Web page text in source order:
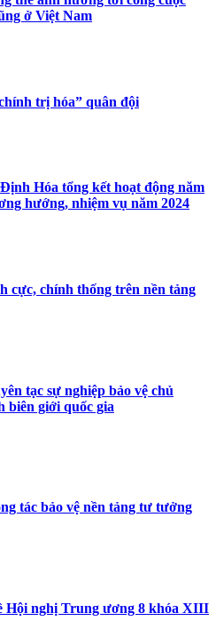
ở Việt Nam
trị hóa” quân đội
Hóa tổng kết hoạt động năm
hướng, nhiệm vụ năm 2024
cực, chính thống trên nền tảng
tạc sự nghiệp bảo vệ chủ
biên giới quốc gia
tác bảo vệ nền tảng tư tưởng
Hội nghị Trung ương 8 khóa XIII